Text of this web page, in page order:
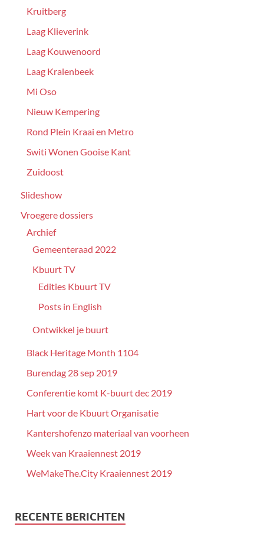
Kruitberg
Laag Klieverink
Laag Kouwenoord
Laag Kralenbeek
Mi Oso
Nieuw Kempering
Rond Plein Kraai en Metro
Switi Wonen Gooise Kant
Zuidoost
Slideshow
Vroegere dossiers
Archief
Gemeenteraad 2022
Kbuurt TV
Edities Kbuurt TV
Posts in English
Ontwikkel je buurt
Black Heritage Month 1104
Burendag 28 sep 2019
Conferentie komt K-buurt dec 2019
Hart voor de Kbuurt Organisatie
Kantershofenzo materiaal van voorheen
Week van Kraaiennest 2019
WeMakeThe.City Kraaiennest 2019
RECENTE BERICHTEN